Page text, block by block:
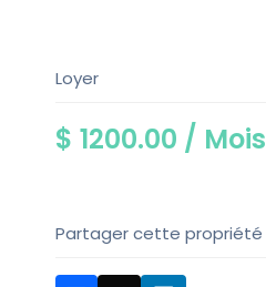
Loyer
$ 1200.00 / Mois
Partager cette propriété